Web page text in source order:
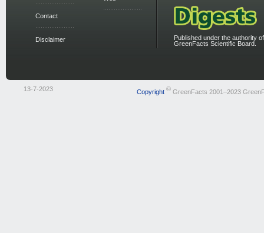
Contact
Disclaimer
Published under the authority
GreenFacts Scientific Board.
13-7-2023 Copyright ©GreenFacts 2001–2023